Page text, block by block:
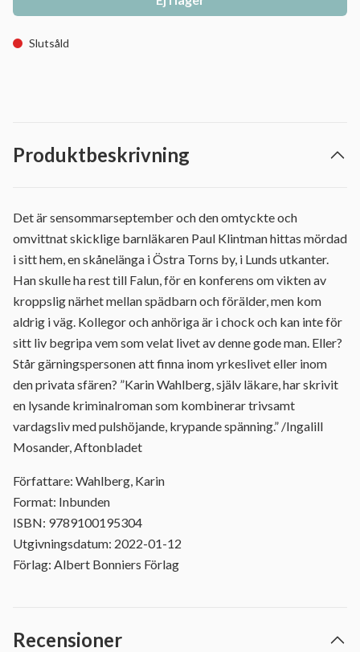
Slutsåld
Produktbeskrivning
Det är sensommarseptember och den omtyckte och
omvittnat skicklige barnläkaren Paul Klintman hittas mördad
i sitt hem, en skånelänga i Östra Torns by, i Lunds utkanter.
Han skulle ha rest till Falun, för en konferens om vikten av
kroppslig närhet mellan spädbarn och förälder, men kom
aldrig i väg. Kollegor och anhöriga är i chock och kan inte för
sitt liv begripa vem som velat livet av denne gode man. Eller?
Står gärningspersonen att finna inom yrkeslivet eller inom
den privata sfären? ”Karin Wahlberg, själv läkare, har skrivit
en lysande kriminalroman som kombinerar trivsamt
vardagsliv med pulshöjande, krypande spänning.” /Ingalill
Mosander, Aftonbladet
Författare: Wahlberg, Karin
Format: Inbunden
ISBN: 9789100195304
Utgivningsdatum: 2022-01-12
Förlag: Albert Bonniers Förlag
Recensioner